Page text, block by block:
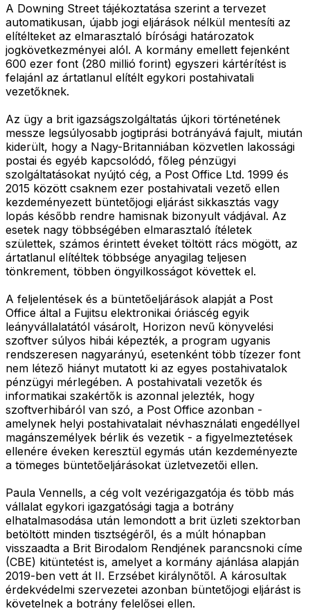
A Downing Street tájékoztatása szerint a tervezet
automatikusan, újabb jogi eljárások nélkül mentesíti az
elítélteket az elmarasztaló bírósági határozatok
jogkövetkezményei alól. A kormány emellett fejenként
600 ezer font (280 millió forint) egyszeri kártérítést is
felajánl az ártatlanul elítélt egykori postahivatali
vezetőknek.
Az ügy a brit igazságszolgáltatás újkori történetének
messze legsúlyosabb jogtiprási botrányává fajult, miután
kiderült, hogy a Nagy-Britanniában közvetlen lakossági
postai és egyéb kapcsolódó, főleg pénzügyi
szolgáltatásokat nyújtó cég, a Post Office Ltd. 1999 és
2015 között csaknem ezer postahivatali vezető ellen
kezdeményezett büntetőjogi eljárást sikkasztás vagy
lopás később rendre hamisnak bizonyult vádjával. Az
esetek nagy többségében elmarasztaló ítéletek
születtek, számos érintett éveket töltött rács mögött, az
ártatlanul elítéltek többsége anyagilag teljesen
tönkrement, többen öngyilkosságot követtek el.
A feljelentések és a büntetőeljárások alapját a Post
Office által a Fujitsu elektronikai óriáscég egyik
leányvállalatától vásárolt, Horizon nevű könyvelési
szoftver súlyos hibái képezték, a program ugyanis
rendszeresen nagyarányú, esetenként több tízezer font
nem létező hiányt mutatott ki az egyes postahivatalok
pénzügyi mérlegében. A postahivatali vezetők és
informatikai szakértők is azonnal jelezték, hogy
szoftverhibáról van szó, a Post Office azonban -
amelynek helyi postahivatalait névhasználati engedéllyel
magánszemélyek bérlik és vezetik - a figyelmeztetések
ellenére éveken keresztül egymás után kezdeményezte
a tömeges büntetőeljárásokat üzletvezetői ellen.
Paula Vennells, a cég volt vezérigazgatója és több más
vállalat egykori igazgatósági tagja a botrány
elhatalmasodása után lemondott a brit üzleti szektorban
betöltött minden tisztségéről, és a múlt hónapban
visszaadta a Brit Birodalom Rendjének parancsnoki címe
(CBE) kitüntetést is, amelyet a kormány ajánlása alapján
2019-ben vett át II. Erzsébet királynőtől. A károsultak
érdekvédelmi szervezetei azonban büntetőjogi eljárást is
követelnek a botrány felelősei ellen.